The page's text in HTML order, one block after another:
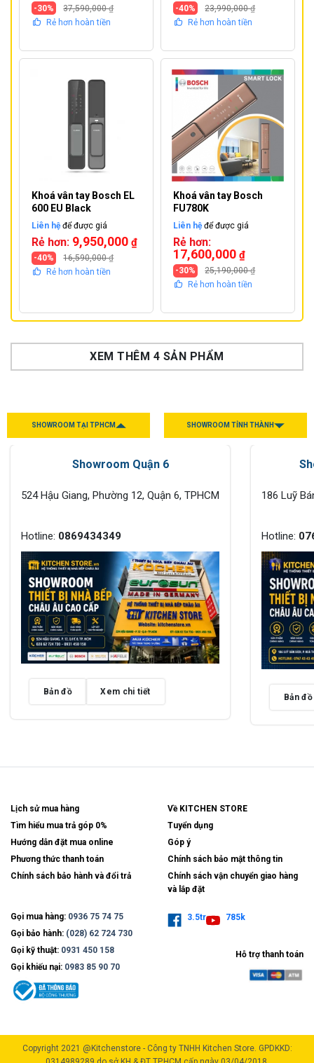
37,590,000₫
-30%
Rẻ hơn hoàn tiền
23,990,000₫
-40%
Rẻ hơn hoàn tiền
Khoá vân tay Bosch EL
600 EU Black
Liên hệđể được giá
Rẻ hơn: 9,950,000 ₫
16,590,000₫
-40%
Rẻ hơn hoàn tiền
Khoá vân tay Bosch
FU780K
Liên hệđể được giá
Rẻ hơn:
17,600,000 ₫
25,190,000₫
-30%
Rẻ hơn hoàn tiền
XEM THÊM 4 SẢN PHẨM
SHOWROOM TẠI TPHCM SHOWROOM TỈNH THÀNH
Showroom Quận 6
524 Hậu Giang, Phường 12, Quận 6, TPHCM
Hotline: 0869434349
Bản đồ Xem chi tiết
186 Luỹ
Hotline:
Bản đồ
Lịch sử mua hàng
Tìm hiểu mua trả góp 0%
Hướng dẫn đặt mua online
Phương thức thanh toán
Chính sách bảo hành và đổi trả
Về KITCHEN STORE
Tuyển dụng
Góp ý
Chính sách bảo mật thông tin
Chính sách vận chuyển giao hàng
và lắp đặt
Gọi mua hàng: 0936 75 74 75
Gọi bảo hành: (028) 62 724 730
Gọi kỹ thuật: 0931 450 158
Gọi khiếu nại: 0983 85 90 70
3.5tr 785k
Hỗ trợ thanh toán
Copyright 2021 @Kitchenstore - Công ty TNHH Kitchen Store. GPDKKD: